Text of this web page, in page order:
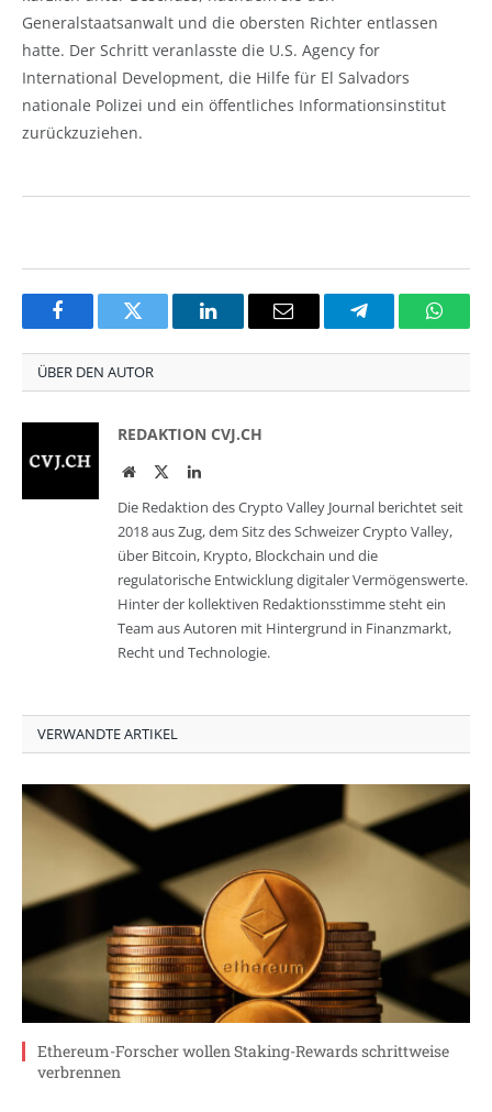
Generalstaatsanwalt und die obersten Richter entlassen
hatte. Der Schritt veranlasste die U.S. Agency for
International Development, die Hilfe für El Salvadors
nationale Polizei und ein öffentliches Informationsinstitut
zurückzuziehen.
FacebookTwitter LinkedInEmail Telegram
ÜBER DEN AUTOR
REDAKTION CVJ.CH
WebsiteTwitterLinkedIn
Die Redaktion des Crypto Valley Journal berichtet seit
2018 aus Zug, dem Sitz des Schweizer Crypto Valley,
über Bitcoin, Krypto, Blockchain und die
regulatorische Entwicklung digitaler Vermögenswerte.
Hinter der kollektiven Redaktionsstimme steht ein
Team aus Autoren mit Hintergrund in Finanzmarkt,
Recht und Technologie.
VERWANDTE ARTIKEL
Ethereum-Forscher wollen Staking-Rewards schrittweise
verbrennen